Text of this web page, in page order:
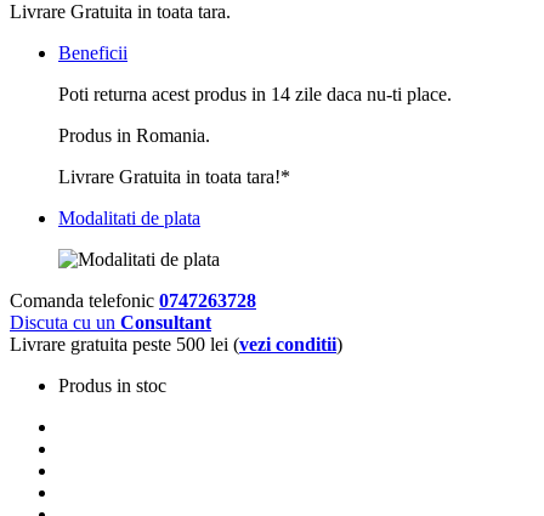
Livrare Gratuita in toata tara.
Beneficii
Poti returna acest produs in 14 zile daca nu-ti place.
Produs in Romania.
Livrare Gratuita in toata tara!*
Modalitati de plata
Comanda telefonic 0747263728
Discuta cu un Consultant
Livrare gratuita peste 500 lei (vezi conditii)
Produs in stoc